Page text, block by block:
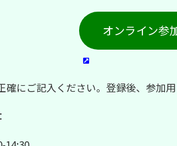
オンライン参
確にご記入ください。登録後、参加
：